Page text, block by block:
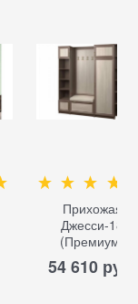
Прихожая
Джесси-18
(Премиум)
54 610 руб.